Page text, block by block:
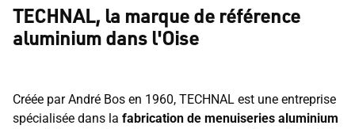
TECHNAL, la marque de référence
aluminium dans l'Oise
Créée par André Bos en 1960, TECHNAL est une entreprise
spécialisée dans la fabrication de menuiseries aluminium